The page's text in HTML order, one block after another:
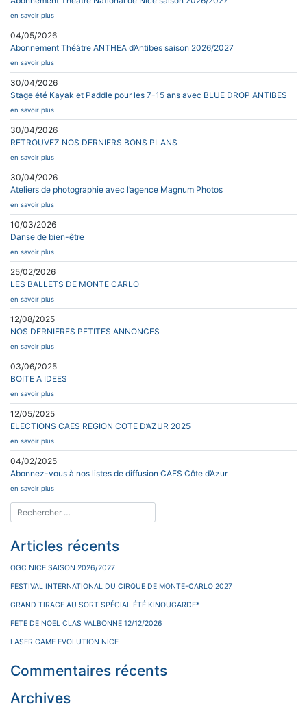
en savoir plus
04/05/2026
Abonnement Théâtre ANTHEA d’Antibes saison 2026/2027
en savoir plus
30/04/2026
Stage été Kayak et Paddle pour les 7-15 ans avec BLUE DROP ANTIBES
en savoir plus
30/04/2026
RETROUVEZ NOS DERNIERS BONS PLANS
en savoir plus
30/04/2026
Ateliers de photographie avec l’agence Magnum Photos
en savoir plus
10/03/2026
Danse de bien-être
en savoir plus
25/02/2026
LES BALLETS DE MONTE CARLO
en savoir plus
12/08/2025
NOS DERNIERES PETITES ANNONCES
en savoir plus
03/06/2025
BOITE A IDEES
en savoir plus
12/05/2025
ELECTIONS CAES REGION COTE D’AZUR 2025
en savoir plus
04/02/2025
Abonnez-vous à nos listes de diffusion CAES Côte d’Azur
en savoir plus
Articles récents
OGC NICE SAISON 2026/2027
FESTIVAL INTERNATIONAL DU CIRQUE DE MONTE-CARLO 2027
GRAND TIRAGE AU SORT SPÉCIAL ÉTÉ KINOUGARDE*
FETE DE NOEL CLAS VALBONNE 12/12/2026
LASER GAME EVOLUTION NICE
Commentaires récents
Archives